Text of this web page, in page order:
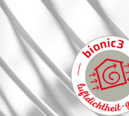
Skip
content